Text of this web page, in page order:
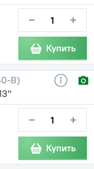
− +
Купить
В)
− +
Купить